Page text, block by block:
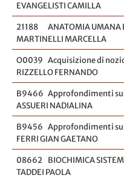
EVANGELISTI CAMILLA
21188
ANATOMIA UMANA
MARTINELLI MARCELLA
O0039 Acquisizione di
RIZZELLO FERNANDO
B9466 Approfondimenti
ASSUERI NADIALINA
B9456 Approfondimenti
FERRI GIAN GAETANO
08662 BIOCHIMICA
TADDEI PAOLA